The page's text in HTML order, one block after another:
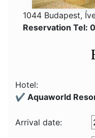
1044 Budapest,
Reservation Tel:
Hotel:
✔️ Aquaworld
Arrival date: